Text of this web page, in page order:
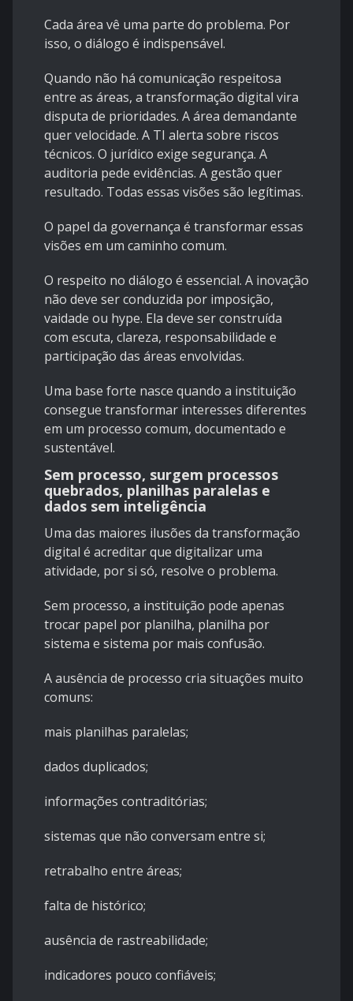
Cada área vê uma parte do problema. Por
isso, o diálogo é indispensável.
Quando não há comunicação respeitosa
entre as áreas, a transformação digital vira
disputa de prioridades. A área demandante
quer velocidade. A TI alerta sobre riscos
técnicos. O jurídico exige segurança. A
auditoria pede evidências. A gestão quer
resultado. Todas essas visões são legítimas.
O papel da governança é transformar essas
visões em um caminho comum.
O respeito no diálogo é essencial. A inovação
não deve ser conduzida por imposição,
vaidade ou hype. Ela deve ser construída
com escuta, clareza, responsabilidade e
participação das áreas envolvidas.
Uma base forte nasce quando a instituição
consegue transformar interesses diferentes
em um processo comum, documentado e
sustentável.
Sem processo, surgem processos
quebrados, planilhas paralelas e
dados sem inteligência
Uma das maiores ilusões da transformação
digital é acreditar que digitalizar uma
atividade, por si só, resolve o problema.
Sem processo, a instituição pode apenas
trocar papel por planilha, planilha por
sistema e sistema por mais confusão.
A ausência de processo cria situações muito
comuns:
mais planilhas paralelas;
dados duplicados;
informações contraditórias;
sistemas que não conversam entre si;
retrabalho entre áreas;
falta de histórico;
ausência de rastreabilidade;
indicadores pouco confiáveis;